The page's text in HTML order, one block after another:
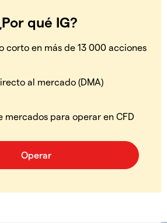
qué IG?
corto en más de 13 000 acciones
al mercado (DMA)
mercados para operar en CFD